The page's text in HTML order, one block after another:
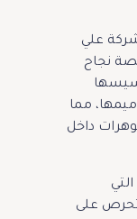
على يد شركة علي
نجاح
مما
داخل
على